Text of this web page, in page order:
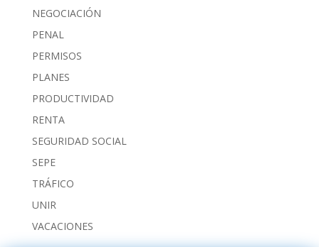
NEGOCIACIÓN
PENAL
PERMISOS
PLANES
PRODUCTIVIDAD
RENTA
SEGURIDAD SOCIAL
SEPE
TRÁFICO
UNIR
VACACIONES